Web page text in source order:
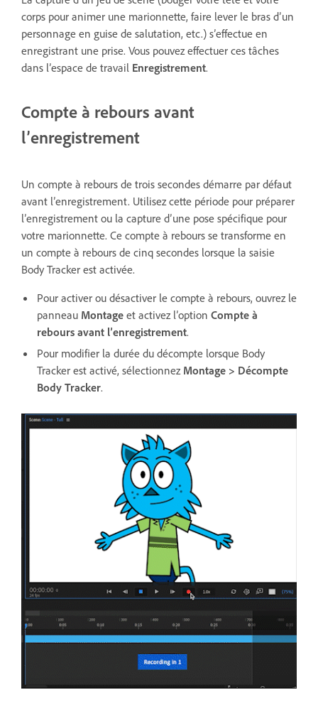
corps pour animer une marionnette, faire lever le bras dʼun
personnage en guise de salutation, etc.) sʼeffectue en
enregistrant une prise. Vous pouvez effectuer ces tâches
dans l’espace de travail Enregistrement.
Compte à rebours avant
l’enregistrement
Un compte à rebours de trois secondes démarre par défaut
avant l’enregistrement. Utilisez cette période pour préparer
l’enregistrement ou la capture d’une pose spécifique pour
votre marionnette. Ce compte à rebours se transforme en
un compte à rebours de cinq secondes lorsque la saisie
Body Tracker est activée.
Pour activer ou désactiver le compte à rebours, ouvrez le
panneau Montage et activez lʼoption Compte à
rebours avant lʼenregistrement.
Pour modifier la durée du décompte lorsque Body
Tracker est activé, sélectionnez Montage > Décompte
Body Tracker.